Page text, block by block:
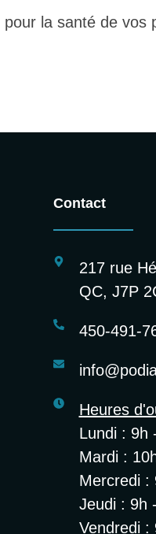
la santé de vos
Contact
217 rue
QC, J7P
450-491-
Heures
Lundi : 9h
Mardi :
Mercredi :
Jeudi : 9h
Vendredi :